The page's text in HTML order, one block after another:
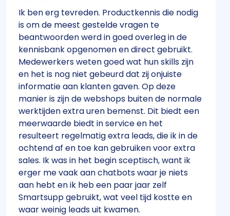
Ik ben erg tevreden. Productkennis die nodig
is om de meest gestelde vragen te
beantwoorden werd in goed overleg in de
kennisbank opgenomen en direct gebruikt.
Medewerkers weten goed wat hun skills zijn
en het is nog niet gebeurd dat zij onjuiste
informatie aan klanten gaven. Op deze
manier is zijn de webshops buiten de normale
werktijden extra uren bemenst. Dit biedt een
meerwaarde biedt in service en het
resulteert regelmatig extra leads, die ik in de
ochtend af en toe kan gebruiken voor extra
sales. Ik was in het begin sceptisch, want ik
erger me vaak aan chatbots waar je niets
aan hebt en ik heb een paar jaar zelf
Smartsupp gebruikt, wat veel tijd kostte en
waar weinig leads uit kwamen.